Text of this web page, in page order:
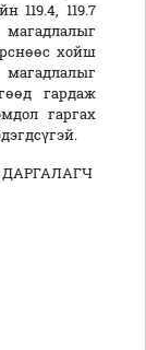
119.4, 119.7
хойш
гардаж
гаргах